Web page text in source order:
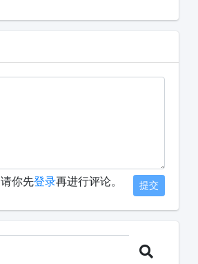
请你先登录再进行评论。 提交